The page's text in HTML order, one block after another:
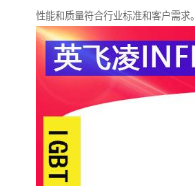
性能和质量符合行业标准和客户需求。